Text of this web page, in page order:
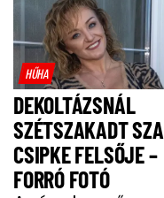
HŰHA
DEKOLTÁZSNÁL
SZÉTSZAKADT
CSIPKE FELSŐJE –
FORRÓ FOTÓ